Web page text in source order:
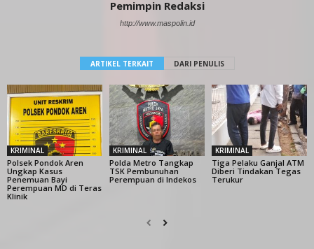
Pemimpin Redaksi
http://www.maspolin.id
ARTIKEL TERKAIT DARI PENULIS
KRIMINAL
Polsek Pondok Aren
Ungkap Kasus
Penemuan Bayi
Perempuan MD di Teras
Klinik
KRIMINAL
Polda Metro Tangkap
TSK Pembunuhan
Perempuan di Indekos
KRIMINAL
Tiga Pelaku Ganjal ATM
Diberi Tindakan Tegas
Terukur